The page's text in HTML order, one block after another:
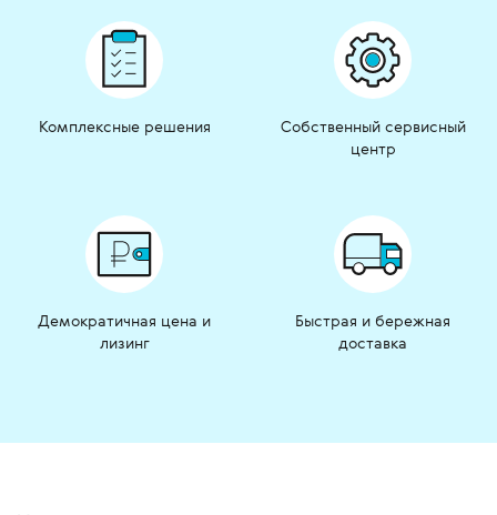
Комплексные решения
Собственный сервисный
центр
Демократичная цена и
лизинг
Быстрая и бережная
доставка